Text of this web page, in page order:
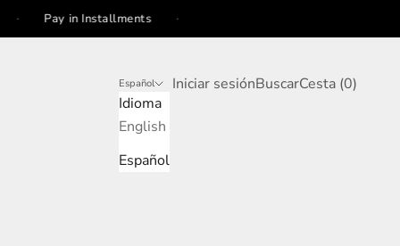
Pay in Installments ·
Español
Idioma
English
Español
Iniciar sesión
Iniciar sesiónBuscar
BuscarCesta
Cesta (0)